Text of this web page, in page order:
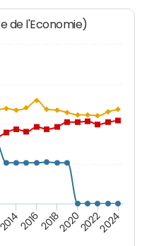
de l'Economie)
201420162018202020222024